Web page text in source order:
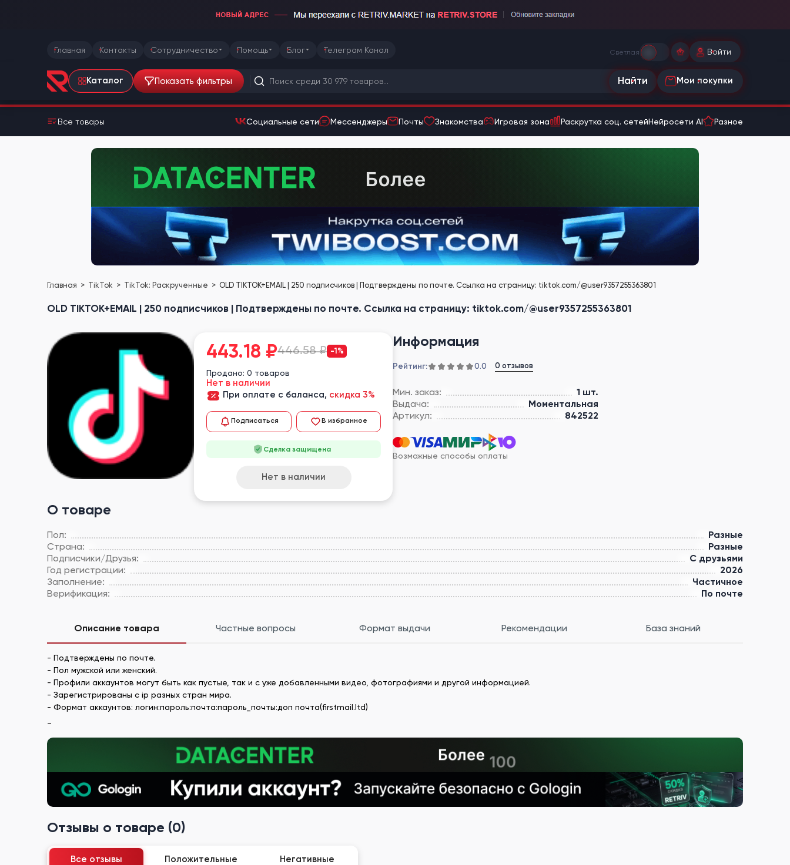
Главная Контакты Сотрудничество Помощь Блог Телеграм Канал Светлая Войти
Каталог Показать фильтры Найти Мои покупки
Все товары Социальные сети Мессенджеры Почты Знакомства Игровая зона Раскрутка соц. сетейНейросети AI Разное
Главная TikTok TikTok: Раскрученные OLD TIKTOK+EMAIL | 250 подписчиков | Подтверждены по почте. Ссылка на страницу: tiktok.com/@user9357255363801
OLD TIKTOK+EMAIL | 250 подписчиков | Подтверждены по почте. Ссылка на страницу: tiktok.com/@user9357255363801
Информация
Рейтинг: 0.0 0 отзывов
Мин. заказ:
1 шт.
Выдача:
Моментальная
Артикул:
842522
Возможные способы оплаты
О товаре
Пол:
Разные
Страна:
Разные
Подписчики/Друзья:
С друзьями
Год регистрации:
2026
Заполнение:
Частичное
Верификация:
По почте
443.18 ₽446.58 ₽ -1%
Продано: 0 товаров
Нет в наличии
При оплате с баланса, скидка 3%
Подписаться В избранное
Сделка защищена
Нет в наличии
Описание товара Частные вопросы Формат выдачи Рекомендации База знаний
- Подтверждены по почте.
- Пол мужской или женский.
- Профили аккаунтов могут быть как пустые, так и с уже добавленными видео, фотографиями и другой информацией.
- Зарегистрированы с ip разных стран мира.
- Формат аккаунтов: логин:пароль:почта:пароль_почты:доп почта(firstmail.ltd)
Отзывы о товаре (0)
Все отзывы Положительные Негативные